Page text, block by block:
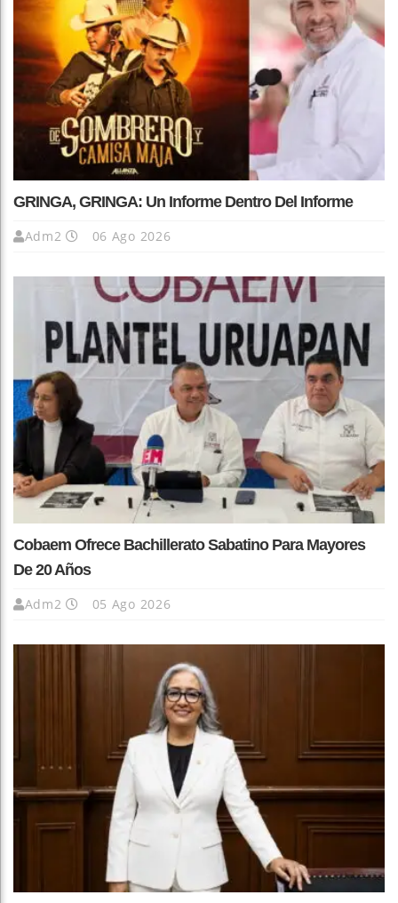
GRINGA, GRINGA: Un Informe Dentro Del Informe
Adm2 06 Ago 2026
Cobaem Ofrece Bachillerato Sabatino Para Mayores
De 20 Años
Adm2 05 Ago 2026